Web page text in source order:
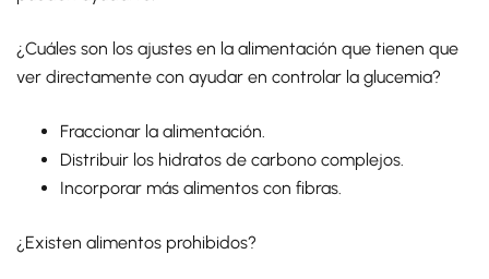
¿Cuáles son los ajustes en la alimentación que tienen que
ver directamente con ayudar en controlar la glucemia?
Fraccionar la alimentación.
Distribuir los hidratos de carbono complejos.
Incorporar más alimentos con fibras.
¿Existen alimentos prohibidos?